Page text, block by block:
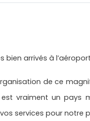
bien arrivés à
de ce
vraiment un pays
services pour notre